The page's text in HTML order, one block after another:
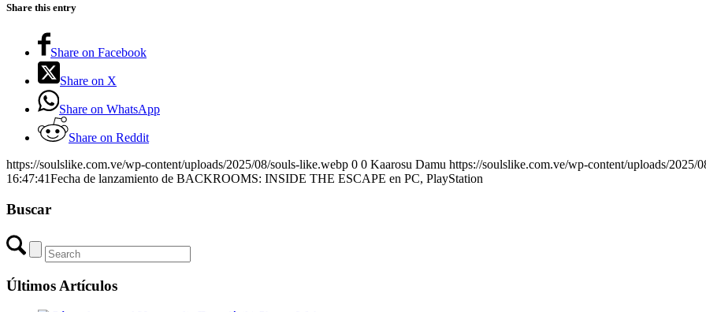
Share this entry
Share on Facebook
Share on X
Share on WhatsApp
Share on Reddit
https://soulslike.com.ve/wp-content/uploads/2025/08/souls-like.webp 0 0 Kaarosu Damu https://soulslike.com.ve/wp-content/uploads/2025/
16:47:41Fecha de lanzamiento de BACKROOMS: INSIDE THE ESCAPE en PC, PlayStation
Buscar
Últimos Artículos